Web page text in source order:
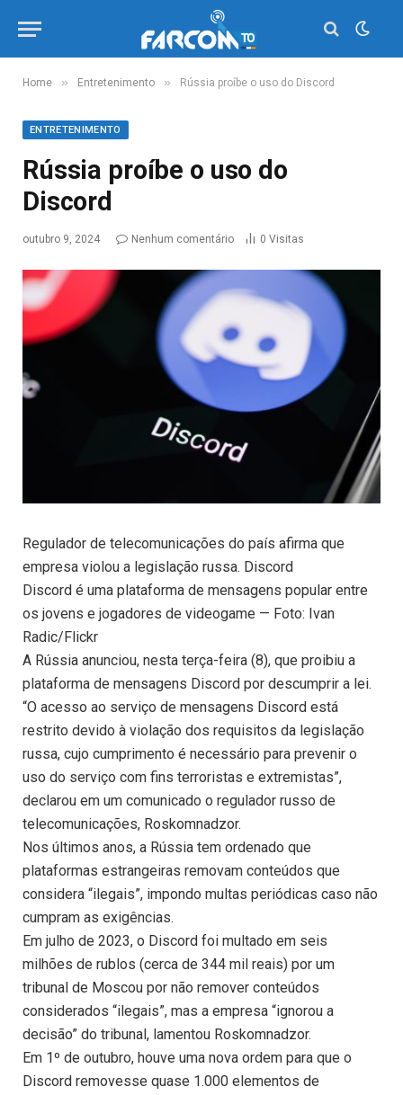
Home » Entretenimento » Rússia proíbe o uso do Discord
ENTRETENIMENTO
Rússia proíbe o uso do
Discord
outubro 9, 2024 Nenhum comentário 0 Visitas
Regulador de telecomunicações do país afirma que
empresa violou a legislação russa. Discord
Discord é uma plataforma de mensagens popular entre
os jovens e jogadores de videogame — Foto: Ivan
Radic/Flickr
A Rússia anunciou, nesta terça-feira (8), que proibiu a
plataforma de mensagens Discord por descumprir a lei.
“O acesso ao serviço de mensagens Discord está
restrito devido à violação dos requisitos da legislação
russa, cujo cumprimento é necessário para prevenir o
uso do serviço com fins terroristas e extremistas”,
declarou em um comunicado o regulador russo de
telecomunicações, Roskomnadzor.
Nos últimos anos, a Rússia tem ordenado que
plataformas estrangeiras removam conteúdos que
considera “ilegais”, impondo multas periódicas caso não
cumpram as exigências.
Em julho de 2023, o Discord foi multado em seis
milhões de rublos (cerca de 344 mil reais) por um
tribunal de Moscou por não remover conteúdos
considerados “ilegais”, mas a empresa “ignorou a
decisão” do tribunal, lamentou Roskomnadzor.
Em 1º de outubro, houve uma nova ordem para que o
Discord removesse quase 1.000 elementos de